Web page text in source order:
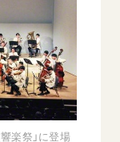
楽祭」に登場